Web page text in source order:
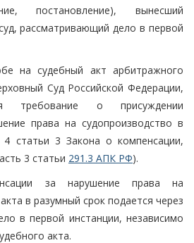
постановление), вынесший
рассматривающий дело в первой
на судебный акт арбитражного
Суд Российской Федерации,
требование о присуждении
права на судопроизводство в
4 статьи 3 Закона о компенсации,
3 статьи 291.3 АПК РФ).
за нарушение права на
в разумный срок подается через
в первой инстанции, независимо
акта.